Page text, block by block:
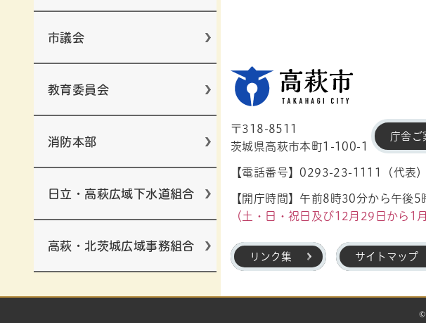
市議会
教育委員会
消防本部
日立・高萩広域下水道組合
高萩・北茨城広域事務組合
〒318-8511
茨城県高萩市本町1-100-1
【電話番号】0293-23-1111（代表）
【開庁時間】午前8時30分から午後5
（土・日・祝日及び12月29日から1
庁舎ご
リンク集 サイトマップ